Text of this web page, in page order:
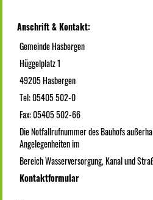
Anschrift & Kontakt:
Gemeinde Hasbergen
Hüggelplatz 1
49205 Hasbergen
Tel: 05405 502-0
Fax: 05405 502-66
Die Notfallrufnummer des Bauhofs
Angelegenheiten im
Bereich Wasserversorgung, Kanal und
Kontaktformular